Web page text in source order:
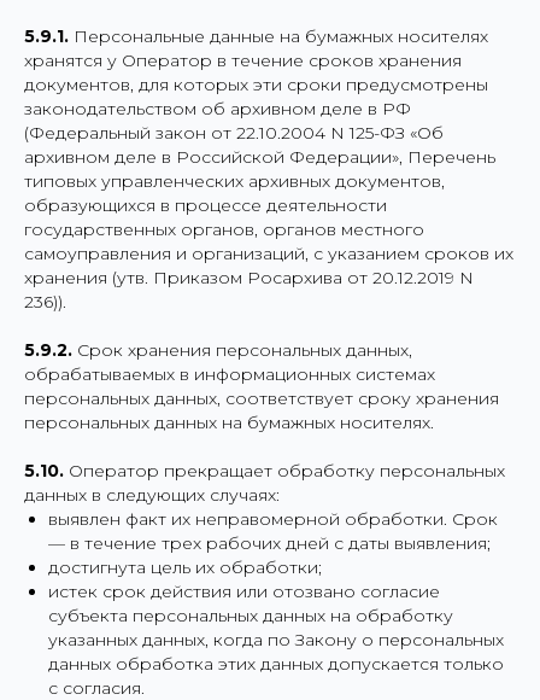
5.9.1. Персональные данные на бумажных носителях
хранятся у Оператор в течение сроков хранения
документов, для которых эти сроки предусмотрены
законодательством об архивном деле в РФ
(Федеральный закон от 22.10.2004 N 125-ФЗ «Об
архивном деле в Российской Федерации», Перечень
типовых управленческих архивных документов,
образующихся в процессе деятельности
государственных органов, органов местного
самоуправления и организаций, с указанием сроков их
хранения (утв. Приказом Росархива от 20.12.2019 N
236)).
5.9.2. Срок хранения персональных данных,
обрабатываемых в информационных системах
персональных данных, соответствует сроку хранения
персональных данных на бумажных носителях.
5.10. Оператор прекращает обработку персональных
данных в следующих случаях:
выявлен факт их неправомерной обработки. Срок
— в течение трех рабочих дней с даты выявления;
достигнута цель их обработки;
истек срок действия или отозвано согласие
субъекта персональных данных на обработку
указанных данных, когда по Закону о персональных
данных обработка этих данных допускается только
с согласия.